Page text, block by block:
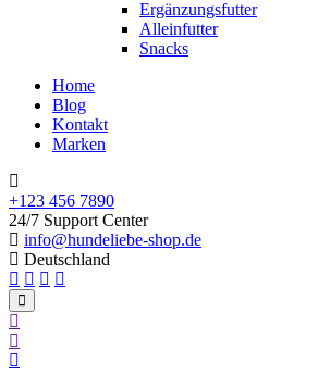
Ergänzungsfutter
Alleinfutter
Snacks
Home
Blog
Kontakt
Marken
+123 456 7890
24/7 Support Center
info@hundeliebe-shop.de
Deutschland